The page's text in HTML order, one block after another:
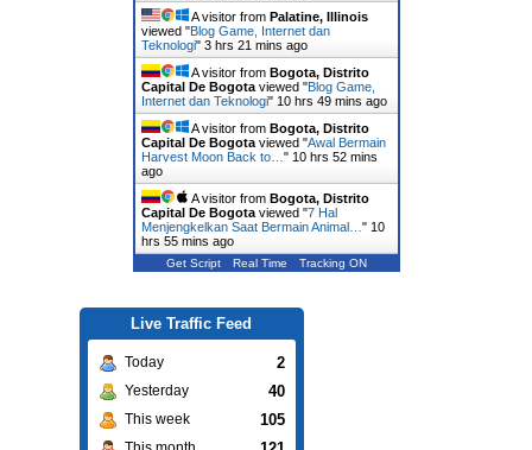
A visitor from Palatine, Illinois
viewed "Blog Game, Internet dan
Teknologi" 3 hrs 21 mins ago
A visitor from Bogota, Distrito
Capital De Bogotaviewed "Blog Game,
Internet dan Teknologi" 10 hrs 49 mins ago
A visitor from Bogota, Distrito
Capital De Bogotaviewed "Awal Bermain
Harvest Moon Back to… " 10 hrs 52 mins
ago
A visitor from Bogota, Distrito
Capital De Bogotaviewed "7 Hal
Menjengkelkan Saat Bermain Animal… " 10
hrs 55 mins ago
Get Script Real Time Tracking ON
Live Traffic Feed
Today 2
Yesterday 40
This week 105